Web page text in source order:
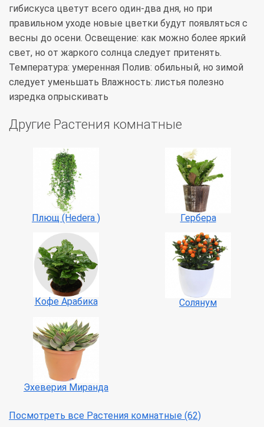
гибискуса цветут всего один-два дня, но при
правильном уходе новые цветки будут появляться с
весны до осени. Освещение: как можно более яркий
свет, но от жаркого солнца следует притенять.
Температура: умеренная Полив: обильный, но зимой
следует уменьшать Влажность: листья полезно
изредка опрыскивать
Другие Растения комнатные
Плющ (Hedera ) Гербера
Кофе Арабика Солянум
Эхеверия Миранда
Посмотреть все Растения комнатные (62)